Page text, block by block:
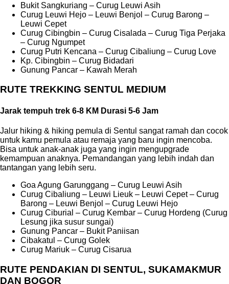
Bukit Sangkuriang – Curug Leuwi Asih
Curug Leuwi Hejo – Leuwi Benjol – Curug Barong –
Leuwi Cepet
Curug Cibingbin – Curug Cisalada – Curug Tiga Perjaka
– Curug Ngumpet
Curug Putri Kencana – Curug Cibaliung – Curug Love
Kp. Cibingbin – Curug Bidadari
Gunung Pancar – Kawah Merah
RUTE TREKKING SENTUL MEDIUM
Jarak tempuh trek 6-8 KM Durasi 5-6 Jam
Jalur hiking & hiking pemula di Sentul sangat ramah dan cocok
untuk kamu pemula atau remaja yang baru ingin mencoba.
Bisa untuk anak-anak juga yang ingin mengupgrade
kemampuan anaknya. Pemandangan yang lebih indah dan
tantangan yang lebih seru.
Goa Agung Garunggang – Curug Leuwi Asih
Curug Cibaliung – Leuwi Lieuk – Leuwi Cepet – Curug
Barong – Leuwi Benjol – Curug Leuwi Hejo
Curug Ciburial – Curug Kembar – Curug Hordeng (Curug
Lesung jika susur sungai)
Gunung Pancar – Bukit Paniisan
Cibakatul – Curug Golek
Curug Mariuk – Curug Cisarua
RUTE PENDAKIAN DI SENTUL, SUKAMAKMUR
DAN BOGOR